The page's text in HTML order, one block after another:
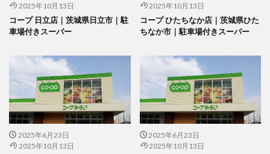
2025年10月13日
コープ 日立店｜茨城県日立市｜駐
車場付きスーパー
2025年10月13日
コープ ひたちなか店｜茨城県ひた
ちなか市｜駐車場付きスーパー
2025年6月23日
2025年10月13日
2025年6月23日
2025年10月13日